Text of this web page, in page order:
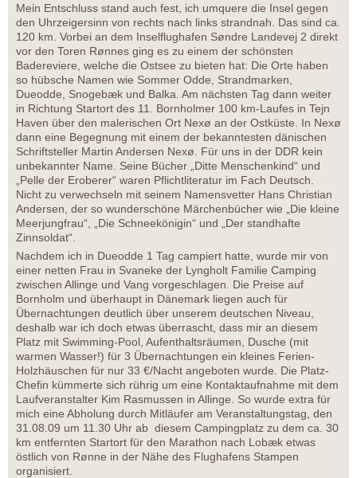
Mein Entschluss stand auch fest, ich umquere die Insel gegen
den Uhrzeigersinn von rechts nach links strandnah. Das sind ca.
120 km. Vorbei an dem Inselflughafen Søndre Landevej 2 direkt
vor den Toren Rønnes ging es zu einem der schönsten
Badereviere, welche die Ostsee zu bieten hat: Die Orte haben
so hübsche Namen wie Sommer Odde, Strandmarken,
Dueodde, Snogebæk und Balka. Am nächsten Tag dann weiter
in Richtung Startort des 11. Bornholmer 100 km-Laufes in Tejn
Haven über den malerischen Ort Nexø an der Ostküste. In Nexø
dann eine Begegnung mit einem der bekanntesten dänischen
Schriftsteller Martin Andersen Nexø. Für uns in der DDR kein
unbekannter Name. Seine Bücher „Ditte Menschenkind“ und
„Pelle der Eroberer“ waren Pflichtliteratur im Fach Deutsch.
Nicht zu verwechseln mit seinem Namensvetter Hans Christian
Andersen, der so wunderschöne Märchenbücher wie „Die kleine
Meerjungfrau“, „Die Schneekönigin“ und „Der standhafte
Zinnsoldat“.
Nachdem ich in Dueodde 1 Tag campiert hatte, wurde mir von
einer netten Frau in Svaneke der Lyngholt Familie Camping
zwischen Allinge und Vang vorgeschlagen. Die Preise auf
Bornholm und überhaupt in Dänemark liegen auch für
Übernachtungen deutlich über unserem deutschen Niveau,
deshalb war ich doch etwas überrascht, dass mir an diesem
Platz mit Swimming-Pool, Aufenthaltsräumen, Dusche (mit
warmen Wasser!) für 3 Übernachtungen ein kleines Ferien-
Holzhäuschen für nur 33 €/Nacht angeboten wurde. Die Platz-
Chefin kümmerte sich rührig um eine Kontaktaufnahme mit dem
Laufveranstalter Kim Rasmussen in Allinge. So wurde extra für
mich eine Abholung durch Mitläufer am Veranstaltungstag, den
31.08.09 um 11.30 Uhr ab diesem Campingplatz zu dem ca. 30
km entfernten Startort für den Marathon nach Lobæk etwas
östlich von Rønne in der Nähe des Flughafens Stampen
organisiert.